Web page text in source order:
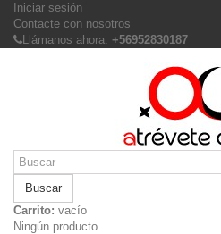
Iniciar sesión
Contacte con nosotros
Llámanos ahora: +56952830187
Buscar
Carrito: vacío
Ningún producto